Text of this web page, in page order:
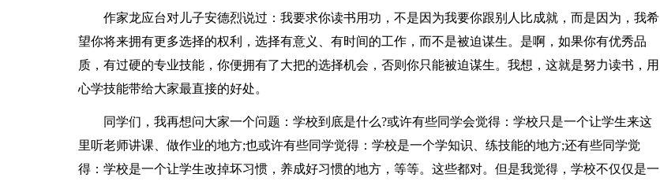
作家龙应台对儿子安德烈说过：我要求你读书用功，不是因为我要你跟别人比成就，而是因为，我希
望你将来拥有更多选择的权利，选择有意义、有时间的工作，而不是被迫谋生。是啊，如果你有优秀品
质，有过硬的专业技能，你便拥有了大把的选择机会，否则你只能被迫谋生。我想，这就是努力读书，用
心学技能带给大家最直接的好处。
同学们，我再想问大家一个问题：学校到底是什么?或许有些同学会觉得：学校只是一个让学生来这
里听老师讲课、做作业的地方;也或许有些同学觉得：学校是一个学知识、练技能的地方;还有些同学觉
得：学校是一个让学生改掉坏习惯，养成好习惯的地方，等等。这些都对。但是我觉得，学校不仅仅是一